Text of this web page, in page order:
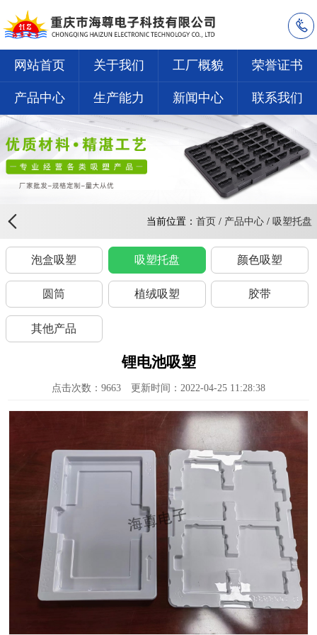
网站首页 关于我们 工厂概貌 荣誉证书
产品中心 生产能力 新闻中心 联系我们
当前位置： 首页 / 产品中心 / 吸塑托盘
泡盒吸塑 吸塑托盘 颜色吸塑
圆筒 植绒吸塑 胶带
其他产品
锂电池吸塑
点击次数： 9663 更新时间：2022-04-25 11:28:38